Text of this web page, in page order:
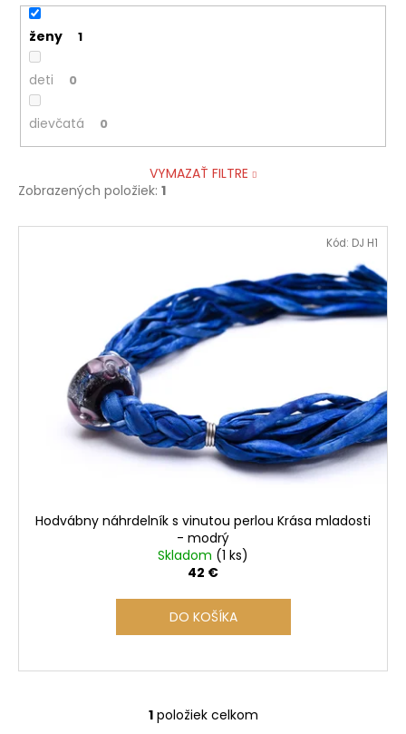
ženy 1
deti 0
dievčatá 0
VYMAZAŤ FILTRE
Zobrazených položiek: 1
V
Hodvábny náhrdelník s vinutou perlou Krása mladosti
- modrý
Skladom (1 ks)
42 €
DO KOŠÍKA
Kód: DJ H1
O
1položiek celkom